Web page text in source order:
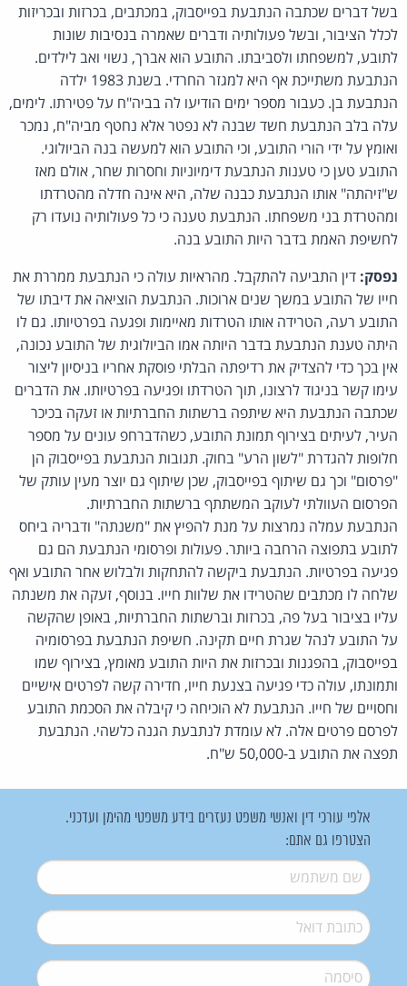
בשל דברים שכתבה הנתבעת בפייסבוק, במכתבים, בכרזות ובכריזות
לכלל הציבור, ובשל פעולותיה ודברים שאמרה בנסיבות שונות
לתובע, למשפחתו ולסביבתו. התובע הוא אברך, נשוי ואב לילדים.
הנתבעת משתייכת אף היא למגזר החרדי. בשנת 1983 ילדה
הנתבעת בן. כעבור מספר ימים הודיעו לה בביה"ח על פטירתו. לימים,
עלה בלב הנתבעת חשד שבנה לא נפטר אלא נחטף מביה"ח, נמכר
ואומץ על ידי הורי התובע, וכי התובע הוא למעשה בנה הביולוגי.
התובע טען כי טענות הנתבעת דימיוניות וחסרות שחר, אולם מאז
ש"זיהתה" אותו הנתבעת כבנה שלה, היא אינה חדלה מהטרדתו
ומהטרדת בני משפחתו. הנתבעת טענה כי כל פעולותיה נועדו רק
לחשיפת האמת בדבר היות התובע בנה.
נפסק: דין התביעה להתקבל. מהראיות עולה כי הנתבעת ממררת את
חייו של התובע במשך שנים ארוכות. הנתבעת הוציאה את דיבתו של
התובע רעה, הטרידה אותו הטרדות מאיימות ופגעה בפרטיותו. גם לו
היתה טענת הנתבעת בדבר היותה אמו הביולוגית של התובע נכונה,
אין בכך כדי להצדיק את רדיפתה הבלתי פוסקת אחריו בניסיון ליצור
עימו קשר בניגוד לרצונו, תוך הטרדתו ופגיעה בפרטיותו. את הדברים
שכתבה הנתבעת היא שיתפה ברשתות החברתיות או זעקה בכיכר
העיר, לעיתים בצירוף תמונת התובע, כשהדברחפ עונים על מספר
חלופות להגדרת "לשון הרע" בחוק. תגובות הנתבעת בפייסבוק הן
"פרסום" וכך גם שיתוף בפייסבוק, שכן שיתוף גם יוצר מעין עותק של
הפרסום העוולתי לעוקב המשתתף ברשתות החברתיות.
הנתבעת עמלה נמרצות על מנת להפיץ את "משנתה" ודבריה ביחס
לתובע בתפוצה הרחבה ביותר. פעולות ופרסומי הנתבעת הם גם
פגיעה בפרטיות. הנתבעת ביקשה להתחקות ולבלוש אחר התובע ואף
שלחה לו מכתבים שהטרידו את שלוות חייו. בנוסף, זעקה את משנתה
עליו בציבור בעל פה, בכרזות וברשתות החברתיות, באופן שהקשה
על התובע לנהל שגרת חיים תקינה. חשיפת הנתבעת בפרסומיה
בפייסבוק, בהפגנות ובכרזות את היות התובע מאומץ, בצירוף שמו
ותמונתו, עולה כדי פגיעה בצנעת חייו, חדירה קשה לפרטים אישיים
וחסויים של חייו. הנתבעת לא הוכיחה כי קיבלה את הסכמת התובע
לפרסם פרטים אלה. לא עומדת לנתבעת הגנה כלשהי. הנתבעת
תפצה את התובע ב-50,000 ש"ח.
אלפי עורכי דין ואנשי משפט נעזרים בידע משפטי מהימן ועדכני.
הצטרפו גם אתם:
שם משתמש*
דואל*
סיסמה*